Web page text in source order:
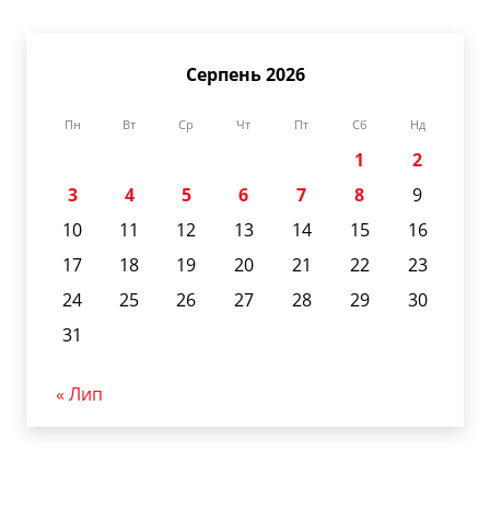
Серпень 2026
Пн Вт Ср Чт Пт Сб Нд
1
2
3
4 5 6 7 8
9
10
11 12 13 14 15
16
17
18 19 20 21 22
23
24
25 26 27 28 29
30
31
« Лип